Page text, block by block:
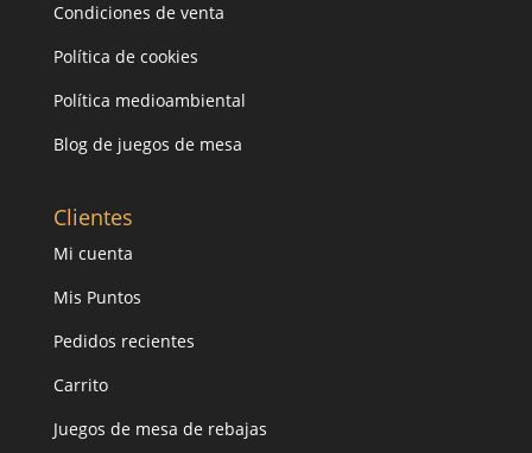
Condiciones de venta
Política de cookies
Política medioambiental
Blog de juegos de mesa
Clientes
Mi cuenta
Mis Puntos
Pedidos recientes
Carrito
Juegos de mesa de rebajas